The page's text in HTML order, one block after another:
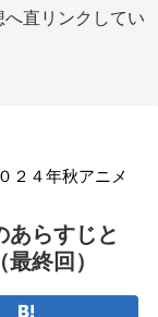
直リンクしてい
２４年秋アニメ
あらすじと
終回）